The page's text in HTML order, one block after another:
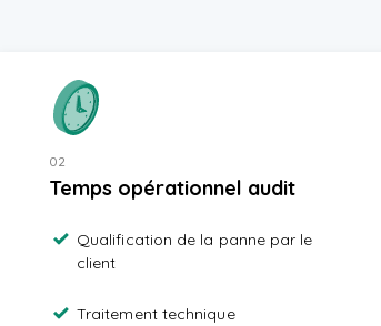
02
Temps opérationnel audit
Qualification de la panne par le
client
Traitement technique